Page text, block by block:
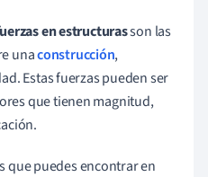
en estructurasson las
unaconstrucción,
Estas fuerzas pueden ser
que tienen magnitud,
que puedes encontrar en